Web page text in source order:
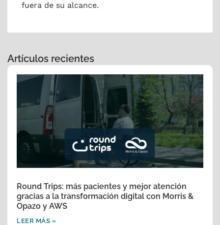
fuera de su alcance.
Artículos recientes
Round Trips: más pacientes y mejor atención
gracias a la transformación digital con Morris &
Opazo y AWS
LEER MÁS »